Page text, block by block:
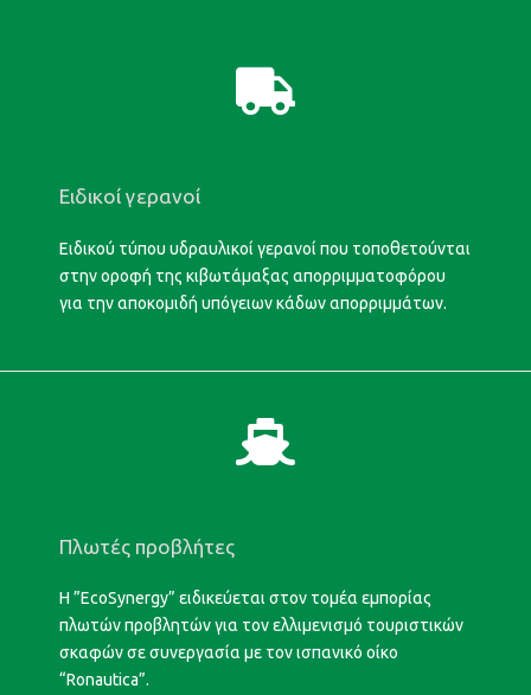
Ειδικοί γερανοί
Ειδικού τύπου υδραυλικοί γερανοί που τοποθετούνται
στην οροφή της κιβωτάμαξας απορριμματοφόρου
για την αποκομιδή υπόγειων κάδων απορριμμάτων.
Πλωτές προβλήτες
Η ”EcoSynergy” ειδικεύεται στον τομέα εμπορίας
πλωτών προβλητών για τον ελλιμενισμό τουριστικών
σκαφών σε συνεργασία με τον ισπανικό οίκο
“Ronautica”.